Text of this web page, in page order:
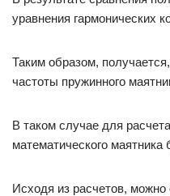
уравнения гармонических
Таким образом,
частоты пружинного
В таком случае для
математического
Исходя из расчетов,